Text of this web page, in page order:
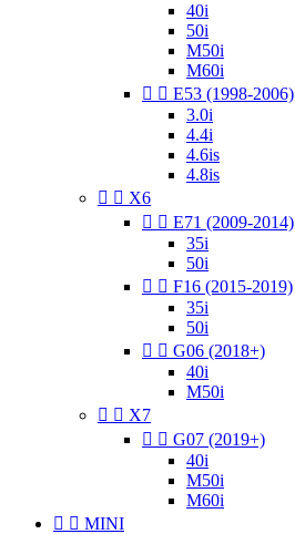
40i
50i
M50i
M60i
  E53 (1998-2006)
3.0i
4.4i
4.6is
4.8is
  X6
  E71 (2009-2014)
35i
50i
  F16 (2015-2019)
35i
50i
  G06 (2018+)
40i
M50i
  X7
  G07 (2019+)
40i
M50i
M60i
  MINI